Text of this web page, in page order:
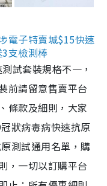
電子特賣城$15快速
支檢測棒
試套裝規格不一，
前請留意售賣平台
條款及細則，大家
狀病毒病快速抗原
測試通用名單，購
，一切以訂購平台